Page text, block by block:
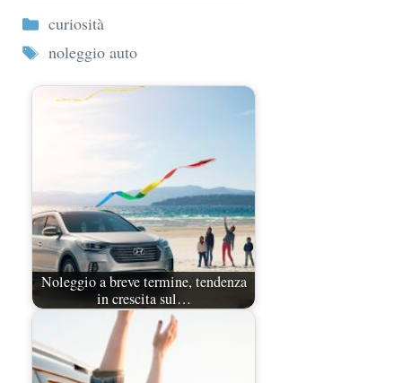
Categorie
curiosità
Tag
noleggio auto
Noleggio a breve termine, tendenza
in crescita sul…